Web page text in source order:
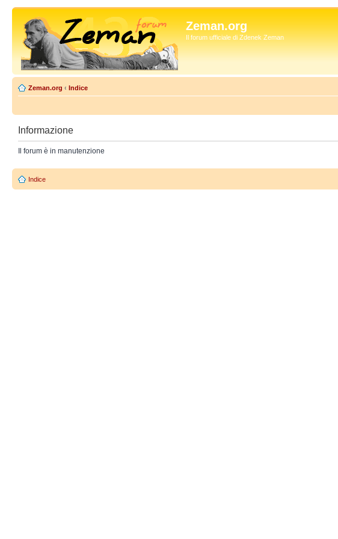
Zeman.org
Il forum ufficiale di Zdenek Zeman
Zeman.org ‹ Indice
Informazione
Il forum è in manutenzione
Indice